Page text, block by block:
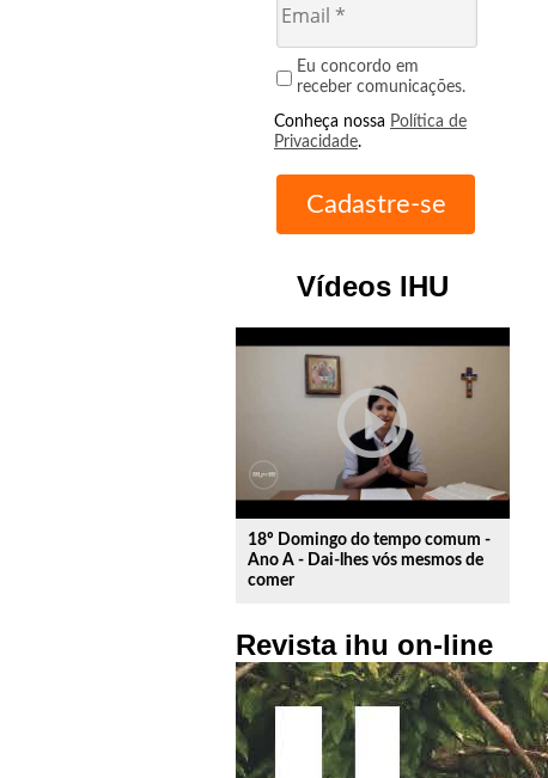
Eu concordo em
receber comunicações.
Conheça nossa Política de
Privacidade.
Vídeos IHU
play_circle_outline
18º Domingo do tempo comum -
Ano A - Dai-lhes vós mesmos de
comer
Revista ihu on-line